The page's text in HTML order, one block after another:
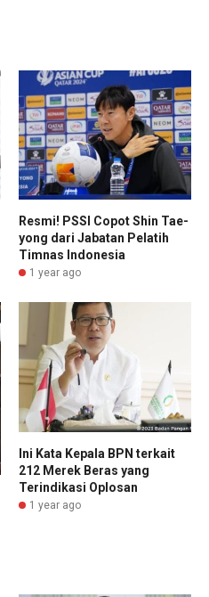
Resmi! PSSI Copot Shin Tae-
yong dari Jabatan Pelatih
Timnas Indonesia
1 year ago
Ini Kata Kepala BPN terkait
212 Merek Beras yang
Terindikasi Oplosan
1 year ago